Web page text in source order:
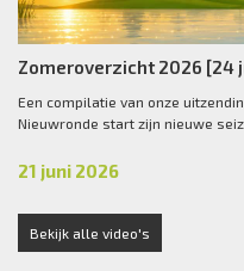
Zomeroverzicht 2026 [24
Een compilatie van onze
Nieuwronde start zijn nieuwe
21 juni 2026
Bekijk alle video's